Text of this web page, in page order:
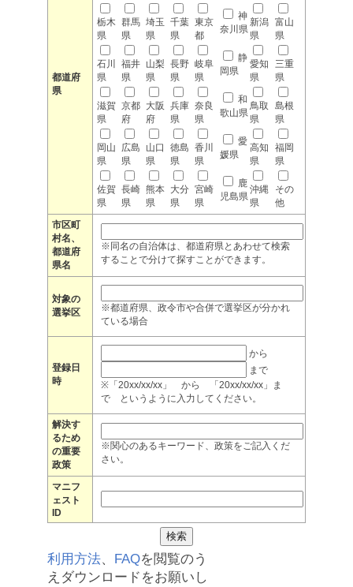
都道府
県
栃木
県
群馬
県
埼玉
県
千葉
県
東京
都
神
奈川県
新潟
県
富山
県
石川
県
福井
県
山梨
県
長野
県
岐阜
県
静
岡県
愛知
県
三重
県
滋賀
県
京都
府
大阪
府
兵庫
県
奈良
県
和
歌山県
鳥取
県
島根
県
岡山
県
広島
県
山口
県
徳島
県
香川
県
愛
媛県
高知
県
福岡
県
佐賀
県
長崎
県
熊本
県
大分
県
宮崎
県
鹿
児島県
沖縄
県
その
他
市区町
村名、
都道府
県名
※同名の自治体は、都道府県とあわせて検索
することで分けて探すことができます。
対象の
選挙区
※都道府県、政令市や合併で選挙区が分かれ
ている場合
登録日
時
から
まで
※「20xx/xx/xx」 から 「20xx/xx/xx」ま
で というように入力してください。
解決す
るため
の重要
政策
※関心のあるキーワード、政策をご記入くだ
さい。
マニフ
ェスト
ID
利用方法、 FAQを閲覧のう
えダウンロードをお願いし